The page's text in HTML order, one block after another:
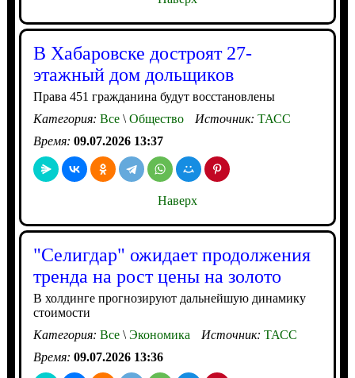
В Хабаровске достроят 27-
этажный дом дольщиков
Права 451 гражданина будут восстановлены
Категория: Все\Общество Источник: ТАСС
Время: 09.07.2026 13:37
Наверх
"Селигдар" ожидает продолжения
тренда на рост цены на золото
В холдинге прогнозируют дальнейшую динамику
стоимости
Категория: Все\Экономика Источник: ТАСС
Время: 09.07.2026 13:36